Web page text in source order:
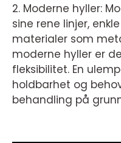
2. Moderne hyller:
sine rene linjer,
materialer som
moderne hyller er
fleksibilitet. En
holdbarhet og
behandling på